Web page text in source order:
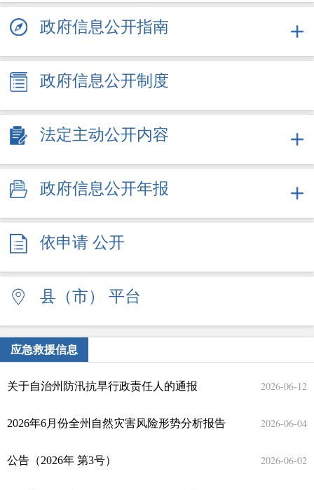
政府信息公开指南
政府信息公开制度
法定主动公开内容
政府信息公开年报
依申请 公开
县（市） 平台
应急救援信息
关于自治州防汛抗旱行政责任人的通报 2026-06-12
2026年6月份全州自然灾害风险形势分析报告 2026-06-04
公告（2026年 第3号） 2026-06-02